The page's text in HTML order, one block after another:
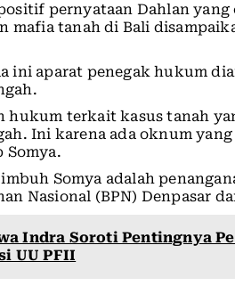
pernyataan Dahlan
mafia tanah di Bali
ini aparat penegak hukum
hukum terkait kasus tanah
Ini karena ada oknum
Somya.
Somya adalah
Nasional (BPN) Denpasar
Indra Soroti Pentingnya
UU PFII